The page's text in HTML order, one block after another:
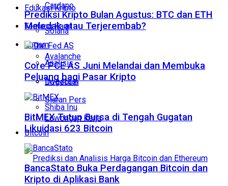
Edukasi Kripto
Tentang Kami
Ragam
Analisis
Investasi
Siaran Pers
Lowongan Kerja
Cardano
Solana
Avalanche
Dogecoin
Shiba Inu
Bitcoin
Prediksi Kripto Bulan Agustus: BTC dan ETH
Meledak atau Terjerembab?
Core PCE AS Juni Melandai dan Membuka
Peluang bagi Pasar Kripto
BitMEX Tutup Bursa di Tengah Gugatan
Likuidasi 623 Bitcoin
BancaStato Buka Perdagangan Bitcoin dan
Kripto di Aplikasi Bank